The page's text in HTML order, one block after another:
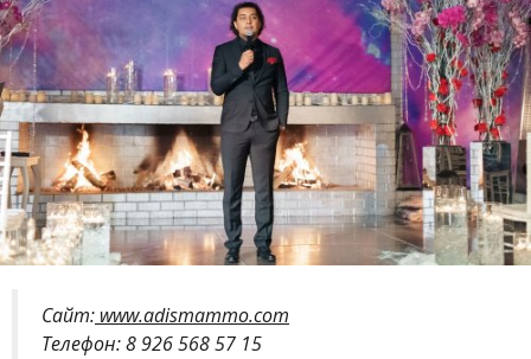
Сайт: www.adismammo.com
Телефон: 8 926 568 57 15